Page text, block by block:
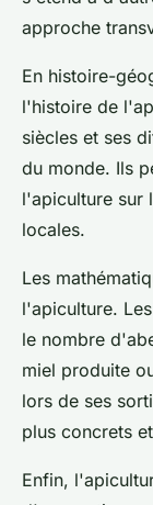
approche
En histoire-
l'histoire de
siècles et ses
du monde. Ils
l'apiculture sur
locales.
Les
l'apiculture.
le nombre
miel produite
lors de ses
plus concrets
Enfin,